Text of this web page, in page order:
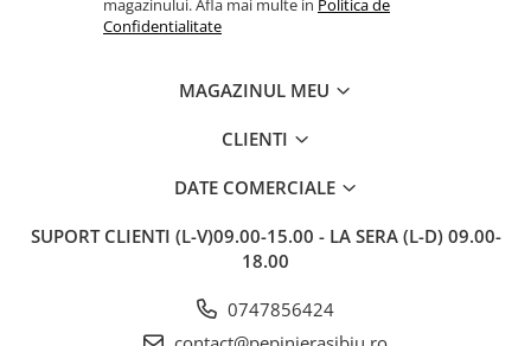
magazinului. Afla mai multe in Politica de
Confidentialitate
MAGAZINUL MEU
CLIENTI
DATE COMERCIALE
SUPORT CLIENTI (L-V)09.00-15.00 - LA SERA (L-D) 09.00-
18.00
0747856424